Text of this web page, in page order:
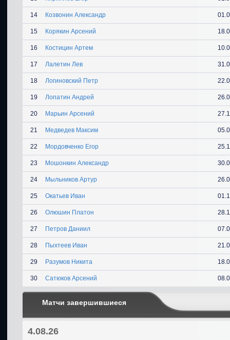
14 Козвонин Александр
15 Корякин Арсений
16 Костицин Артем
17 Лалетин Лев
18 Логиновский Петр
19 Лопатин Андрей
20 Марьин Арсений
21 Медведев Максим
22 Мордовченко Егор
23 Мошонкин Александр
24 Мыльников Артур
25 Окатьев Иван
26 Олюшин Платон
27 Петров Даниил
28 Пыхтеев Иван
29 Разумов Никита
30 Сатюков Арсений
Матчи завершившиеся
4.08.26